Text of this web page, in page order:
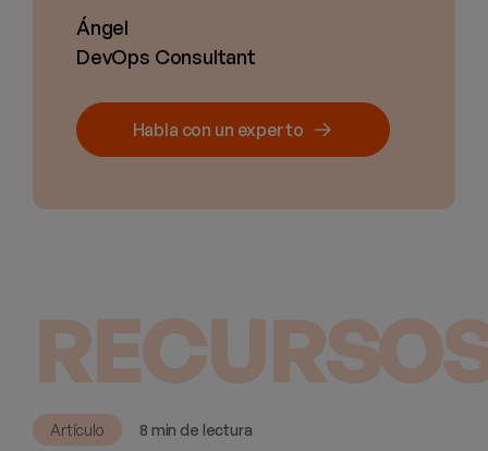
Ángel
DevOps Consultant
Habla con un experto
Artículo 8 min de lectura